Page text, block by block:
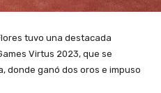
tuvo una destacada
Virtus 2023, que se
donde ganó dos oros e impuso